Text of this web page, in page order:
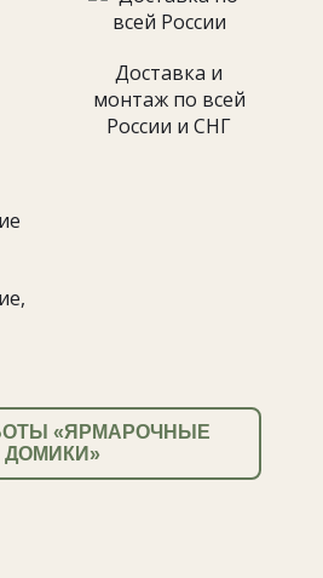
Доставка и
монтаж по всей
России и СНГ
«ЯРМАРОЧНЫЕ
ДОМИКИ»